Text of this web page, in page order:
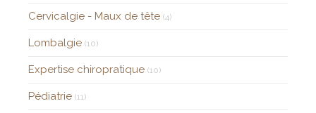
Cervicalgie - Maux de tête (4)
Lombalgie (10)
Expertise chiropratique (10)
Pédiatrie (11)